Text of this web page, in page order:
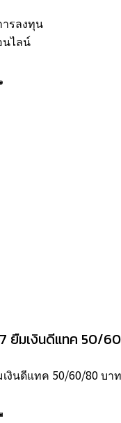
ารลงทุน
นไลน์
ยืมเงินดีแทค 50/
งินดีแทค 50/60/80 บา